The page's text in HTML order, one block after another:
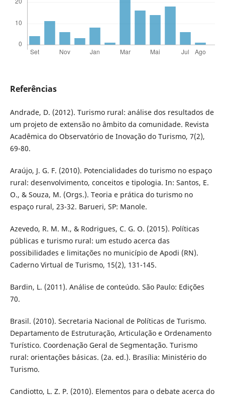
Referências
Andrade, D. (2012). Turismo rural: análise dos resultados de
um projeto de extensão no âmbito da comunidade. Revista
Acadêmica do Observatório de Inovação do Turismo, 7(2),
69-80.
Araújo, J. G. F. (2010). Potencialidades do turismo no espaço
rural: desenvolvimento, conceitos e tipologia. In: Santos, E.
O., & Souza, M. (Orgs.). Teoria e prática do turismo no
espaço rural, 23-32. Barueri, SP: Manole.
Azevedo, R. M. M., & Rodrigues, C. G. O. (2015). Políticas
públicas e turismo rural: um estudo acerca das
possibilidades e limitações no município de Apodi (RN).
Caderno Virtual de Turismo, 15(2), 131-145.
Bardin, L. (2011). Análise de conteúdo. São Paulo: Edições
70.
Brasil. (2010). Secretaria Nacional de Políticas de Turismo.
Departamento de Estruturação, Articulação e Ordenamento
Turístico. Coordenação Geral de Segmentação. Turismo
rural: orientações básicas. (2a. ed.). Brasília: Ministério do
Turismo.
Candiotto, L. Z. P. (2010). Elementos para o debate acerca do